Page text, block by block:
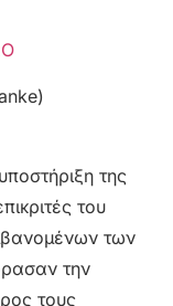
της
του
των
την
τους